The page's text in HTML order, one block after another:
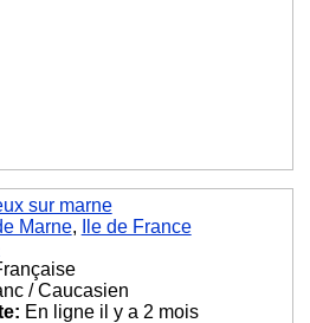
sur marne
Marne,
Ile de France
/ Caucasien
En ligne il y a 2 mois